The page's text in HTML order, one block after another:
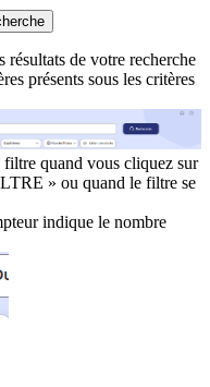
de votre recherche
présents sous les critères
filtre quand vous cliquez sur
» ou quand le filtre se
indique le nombre